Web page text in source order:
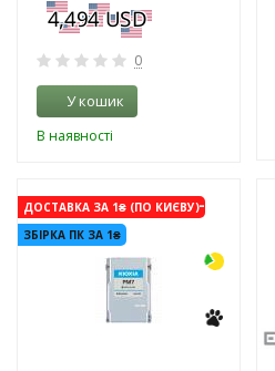
0
У кошик
В наявності
ДОСТАВКА ЗА 1₴ (ПО КИЄВУ)
ЗБІРКА ПК ЗА 1₴
-3%